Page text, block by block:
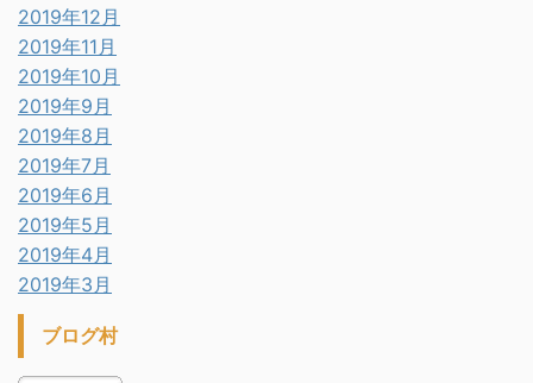
2019年12月
2019年11月
2019年10月
2019年9月
2019年8月
2019年7月
2019年6月
2019年5月
2019年4月
2019年3月
ブログ村